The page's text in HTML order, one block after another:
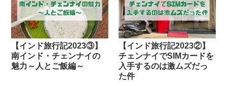
【インド旅行記2023③】
南インド・チェンナイの
魅力～人とご飯編～
【インド旅行記2023②】
チェンナイでSIMカードを
入手するのは激ムズだっ
た件